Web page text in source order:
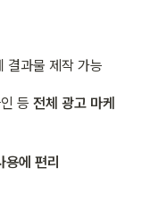
결과물 제작 가능
인 등 전체 광고 마케
용에 편리